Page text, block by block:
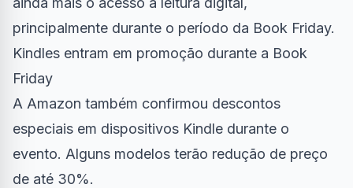
principalmente durante o período da Book Friday.
Kindles entram em promoção durante a Book
Friday
A Amazon também confirmou descontos
especiais em dispositivos Kindle durante o
evento. Alguns modelos terão redução de preço
de até 30%.